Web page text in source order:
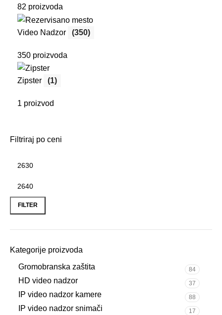
82 proizvoda
Video Nadzor (350)
350 proizvoda
Zipster (1)
1 proizvod
Filtriraj po ceni
Minimalna
cena
Maksimalna
cena
FILTER
Kategorije proizvoda
Gromobranska zaštita
84
HD video nadzor 37
IP video nadzor kamere 88
IP video nadzor snimači 17